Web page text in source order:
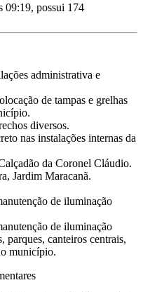
09:19, possui 174
administrativa e
de tampas e grelhas
diversos.
nas instalações internas da
da Coronel Cláudio.
Jardim Maracanã.
de iluminação
de iluminação
parques, canteiros centrais,
município.